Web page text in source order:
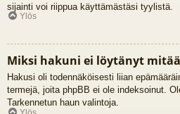
sijainti voi riippua käyttämästäsi tyylistä.
Ylös
Miksi hakuni ei löytänyt
Hakusi oli todennäköisesti liian
termejä, joita phpBB ei ole indeksoinut.
Tarkennetun haun valintoja.